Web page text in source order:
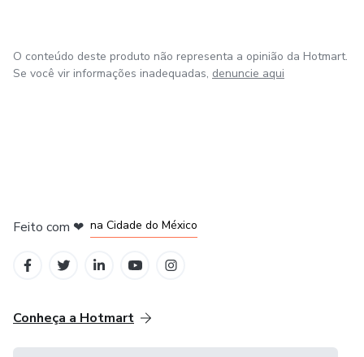
O conteúdo deste produto não representa a opinião da Hotmart.
Se você vir informações inadequadas, denuncie aqui
Feito com ❤ na Cidade do México
Conheça a Hotmart